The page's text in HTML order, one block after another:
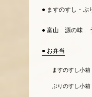
● ますのすし・ぶ
● 富山 源の味
● お弁当
ますのすし小箱
ぶりのすし小箱